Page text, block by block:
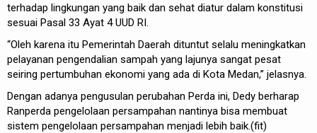
terhadap lingkungan yang baik dan sehat diatur dalam konstitusi
sesuai Pasal 33 Ayat 4 UUD RI.
“Oleh karena itu Pemerintah Daerah dituntut selalu meningkatkan
pelayanan pengendalian sampah yang lajunya sangat pesat
seiring pertumbuhan ekonomi yang ada di Kota Medan,” jelasnya.
Dengan adanya pengusulan perubahan Perda ini, Dedy berharap
Ranperda pengelolaan persampahan nantinya bisa membuat
sistem pengelolaan persampahan menjadi lebih baik.(fit)